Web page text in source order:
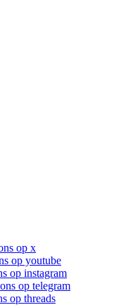
op x
op youtube
op instagram
op telegram
op threads